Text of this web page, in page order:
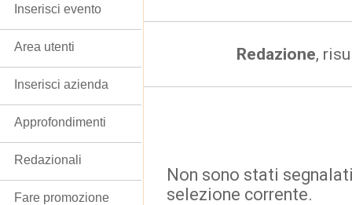
Redazione,
Non sono stati
selezione corrente.
Inserisci evento
Area utenti
Inserisci azienda
Approfondimenti
Redazionali
Fare promozione